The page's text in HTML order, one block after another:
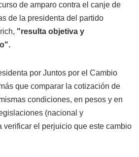
de amparo contra el canje de
de la presidenta del partido
"resulta objetiva y
por Juntos por el Cambio
que comparar la cotización de
condiciones, en pesos y en
(nacional y
verificar el perjuicio que este cambio